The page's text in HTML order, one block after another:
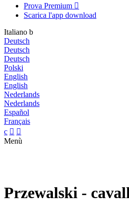
Prova Premium 
Scarica l'app download
Italiano b
Deutsch
Deutsch
Deutsch
Polski
English
English
Nederlands
Nederlands
Español
Français
c  
Menù
Przewalski -